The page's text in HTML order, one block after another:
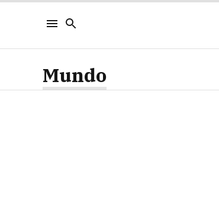
Mundo